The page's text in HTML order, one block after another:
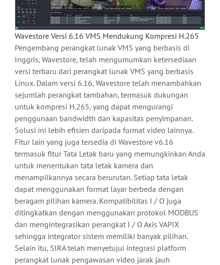
Wavestore Versi 6.16 VMS Mendukung Kompresi H.265
Pengembang perangkat lunak VMS yang berbasis di
Inggris, Wavestore, telah mengumumkan ketersediaan
versi terbaru dari perangkat lunak VMS yang berbasis
Linux. Dalam versi 6.16, Wavestore telah menambahkan
sejumlah perangkat tambahan, termasuk dukungan
untuk kompresi H.265, yang dapat mengurangi
penggunaan bandwidth dan kapasitas penyimpanan.
Solusi ini lebih efisien daripada format video lainnya.
Fitur lain yang juga tersedia di Wavestore v6.16
termasuk fitur Tata Letak baru yang memungkinkan Anda
untuk menentukan tata letak kamera dan
menampilkannya secara berurutan. Setiap tata letak
dapat menggunakan format layar berbeda dengan
beragam pilihan kamera. Kompatibilitas I / O juga
ditingkatkan dengan menggunakan protokol MODBUS
dan mengintegrasikan perangkat I / O Axis VAPIX
sehingga integrator sistem memiliki banyak pilihan.
Selain itu, SIRA telah menyetujui integrasi platform
perangkat lunak pengawasan video jarak jauh